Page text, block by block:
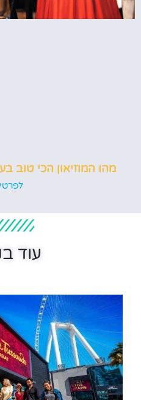
מהו המוזיאון הכי טוב
עוד